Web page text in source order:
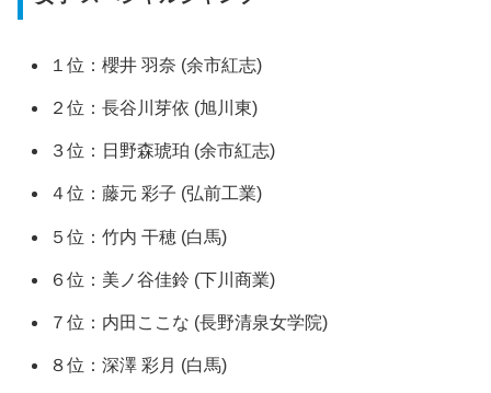
１位：櫻井 羽奈 (余市紅志)
２位：長谷川芽依 (旭川東)
３位：日野森琥珀 (余市紅志)
４位：藤元 彩子 (弘前工業)
５位：竹内 干穂 (白馬)
６位：美ノ谷佳鈴 (下川商業)
７位：内田ここな (長野清泉女学院)
８位：深澤 彩月 (白馬)